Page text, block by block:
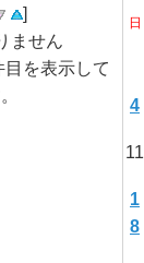
]
ません
目を表示して
日
4
11
1
8